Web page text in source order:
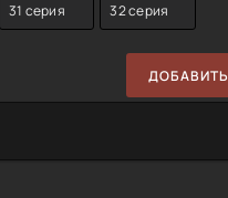
31 серия 32 серия
ДОБАВИТЬ